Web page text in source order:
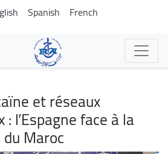
Pasar
al
contenido
principal
Spanish French
et réseaux
l’Espagne face à la
Maroc